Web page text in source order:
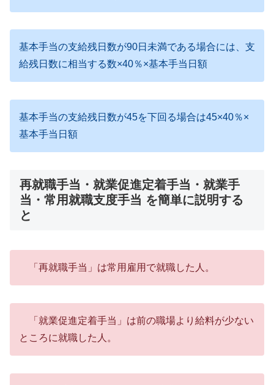
基本手当の支給残日数が90日未満である場合には、支
給残日数に相当する数×40％×基本手当日額
基本手当の支給残日数が45を下回る場合は45×40％×
基本手当日額
再就職手当・就業促進定着手当・就業手
当・常用就職支度手当 を簡単に説明する
と
「再就職手当」は常用雇用で就職した人。
「就業促進定着手当」は前の職場より給料が少ない
ところに就職した人。